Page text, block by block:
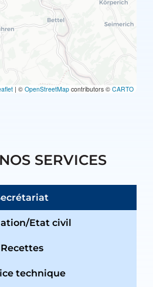
| © OpenStreetMap contributors © CARTO
SERVICES
Etat civil
Recettes
technique